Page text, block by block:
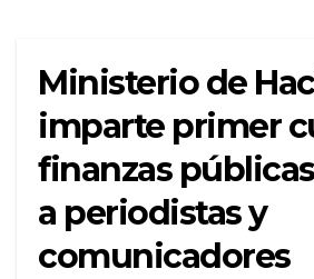
Ministerio de
imparte primer
finanzas
a periodistas y
comunicadores